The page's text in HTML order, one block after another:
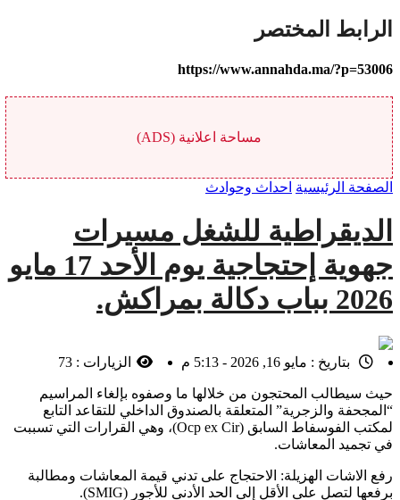
الرابط المختصر
https://www.annahda.ma/?p=53006
مساحة اعلانية (ADS)
الصفحة الرئيسية احداث وحوادث
الديقراطية للشغل مسيرات
جهوية إحتجاجية يوم الأحد 17 مايو
2026 بباب دكالة بمراكش.
بتاريخ : مايو 16, 2026 - 5:13 م الزيارات : 73
​حيث سيطالب المحتجون من خلالها ما وصفوه بإلغاء المراسيم
“المجحفة والزجرية” المتعلقة بالصندوق الداخلي للتقاعد التابع
لمكتب الفوسفاط السابق (Ocp ex Cir)، وهي القرارات التي تسببت
في تجميد المعاشات.
​رفع الاشات الهزيلة: الاحتجاج على تدني قيمة المعاشات ومطالبة
برفعها لتصل على الأقل إلى الحد الأدنى للأجور (SMIG).